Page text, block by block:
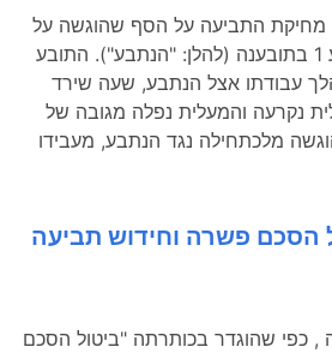
מחיקת התביעה על הסף שהוגשה על
ידי המבקש, הוא הנתבע 1 בתובענה (להלן: "הנתבע"). התובע
11.5.00 במהלך עבודתו אצל הנתבע, שעה שירד
נקרעה והמעלית נפלה מגובה של
הוגשה מלכתחילה נגד הנתבע, מעבידו
הסכם פשרה וחידוש תביעה
, כפי שהוגדר בכותרתה "ביטול הסכם